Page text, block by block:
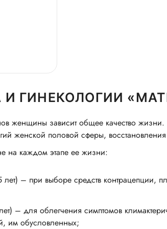
ГИНЕКОЛОГИИ
женщины зависит общее качество жизни.
женской половой сферы,
на каждом этапе ее жизни:
лет) – при выборе средств контрацепции,
– для облегчения симптомов
им обусловленных;